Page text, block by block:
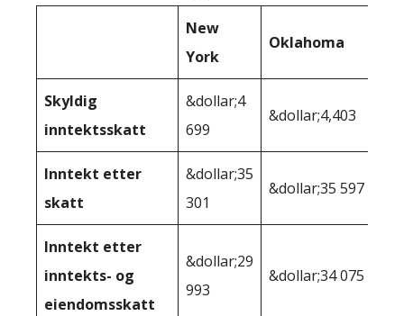
New
York
Oklahoma
Skyldig
inntektsskatt
&dollar;4
699
&dollar;4,403
Inntekt etter
skatt
&dollar;35
301
&dollar;35 597
Inntekt etter
inntekts- og
eiendomsskatt
&dollar;29
993
&dollar;34 075